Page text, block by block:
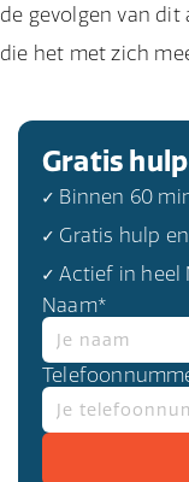
de gevolgen van
die het met zich
Gratis
✓ Binnen 60
✓ Gratis hulp
✓ Actief in heel
Naam*